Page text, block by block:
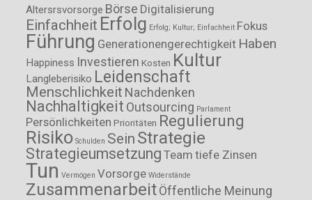
Altersrsvorsorge Börse Digitalisierung
Einfachheit Erfolg Erfolg; Kultur; Einfachheit Fokus
Führung Generationengerechtigkeit Haben
Happiness Investieren Kosten Kultur
Langleberisiko Leidenschaft
Menschlichkeit Nachdenken
Nachhaltigkeit Outsourcing Parlament
Persönlichkeiten Prioritäten Regulierung
Risiko Schulden Sein Strategie
Strategieumsetzung Team tiefe Zinsen
Tun Vermögen Vorsorge Widerstände
ZusammenarbeitÖffentliche Meinung